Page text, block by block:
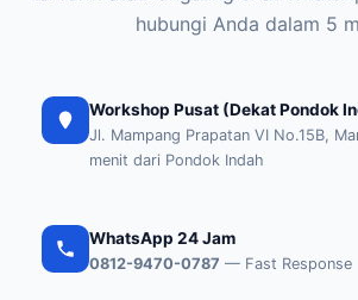
hubungi Anda dalam 5
Workshop Pusat (Dekat Pondok
Jl. Mampang Prapatan VI No.15B,
menit dari Pondok Indah
WhatsApp 24 Jam
0812-9470-0787 — Fast Response